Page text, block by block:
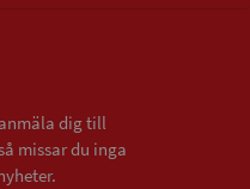
dig till
missar du inga